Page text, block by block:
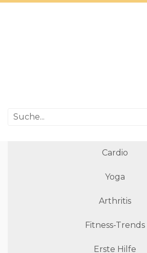
Cardio
Yoga
Arthritis
Fitness-Trends
Erste Hilfe